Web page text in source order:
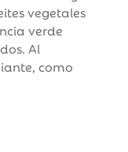
vegetales
verde
Al
como